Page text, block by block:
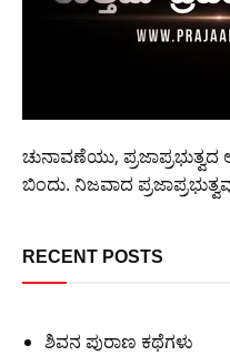
ಚುನಾವಣೆಯು, ಪ್ರಜಾಪ್ರಭುತ್ವದ
ಬಿಂದು. ನಿಜವಾದ
RECENT POSTS
ಶಿವನ ಪುರಾಣ ಕಥೆಗಳು